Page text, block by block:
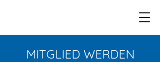
MITGLIED WERDEN